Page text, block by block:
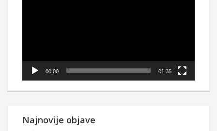
00:00 01:35
Najnovije objave